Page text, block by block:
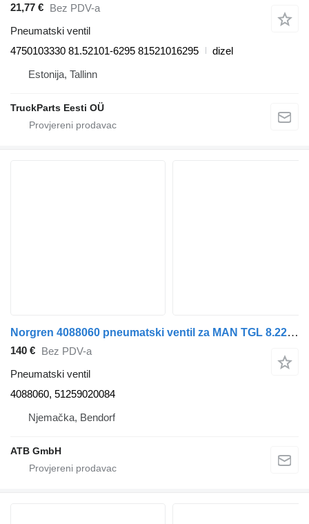
21,77 € Bez PDV-a
Pneumatski ventil
4750103330 81.52101-6295 81521016295
dizel
Estonija, Tallinn
TruckParts Eesti OÜ
Norgren 4088060 pneumatski ventil za MAN TGL 8.220, Euro5 kamiona
140 € Bez PDV-a
Pneumatski ventil
4088060, 51259020084
Njemačka, Bendorf
ATB GmbH